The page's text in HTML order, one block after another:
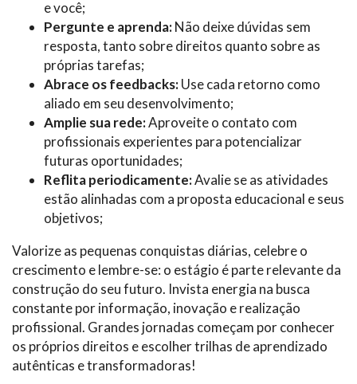
e você;
Pergunte e aprenda:Não deixe dúvidas sem
resposta, tanto sobre direitos quanto sobre as
próprias tarefas;
Abrace os feedbacks:Use cada retorno como
aliado em seu desenvolvimento;
Amplie sua rede:Aproveite o contato com
profissionais experientes para potencializar
futuras oportunidades;
Reflita periodicamente:Avalie se as atividades
estão alinhadas com a proposta educacional e seus
objetivos;
Valorize as pequenas conquistas diárias, celebre o
crescimento e lembre-se: o estágio é parte relevante da
construção do seu futuro. Invista energia na busca
constante por informação, inovação e realização
profissional. Grandes jornadas começam por conhecer
os próprios direitos e escolher trilhas de aprendizado
autênticas e transformadoras!